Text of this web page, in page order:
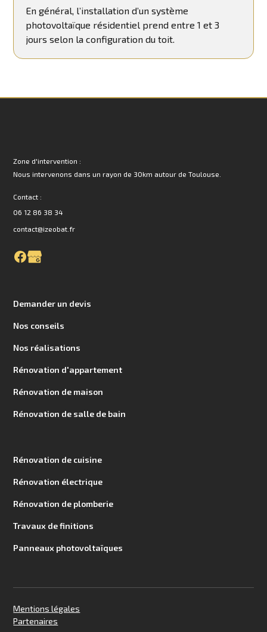
En général, l’installation d’un système
photovoltaïque résidentiel prend entre 1 et 3
jours selon la configuration du toit.
Zone d'intervention :
Nous intervenons dans un rayon de 30km autour de Toulouse.
Contact :
06 12 86 38 34
contact@izeobat.fr
Demander un devis
Nos conseils
Nos réalisations
Rénovation d'appartement
Rénovation de maison
Rénovation de salle de bain
Rénovation de cuisine
Rénovation électrique
Rénovation de plomberie
Travaux de finitions
Panneaux photovoltaïques
Mentions légales
Partenaires